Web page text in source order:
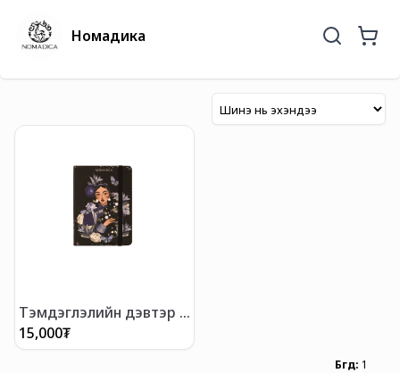
Номадика
Тэмдэглэлийн дэвтэр /
А6/
15,000₮
Бүгд: 1